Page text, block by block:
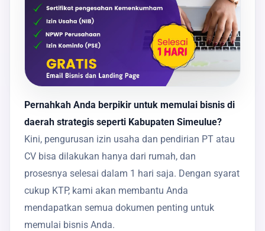
Pernahkah Anda berpikir untuk memulai bisnis di
daerah strategis seperti Kabupaten Simeulue?
Kini, pengurusan izin usaha dan pendirian PT atau
CV bisa dilakukan hanya dari rumah, dan
prosesnya selesai dalam 1 hari saja. Dengan syarat
cukup KTP, kami akan membantu Anda
mendapatkan semua dokumen penting untuk
memulai bisnis Anda.